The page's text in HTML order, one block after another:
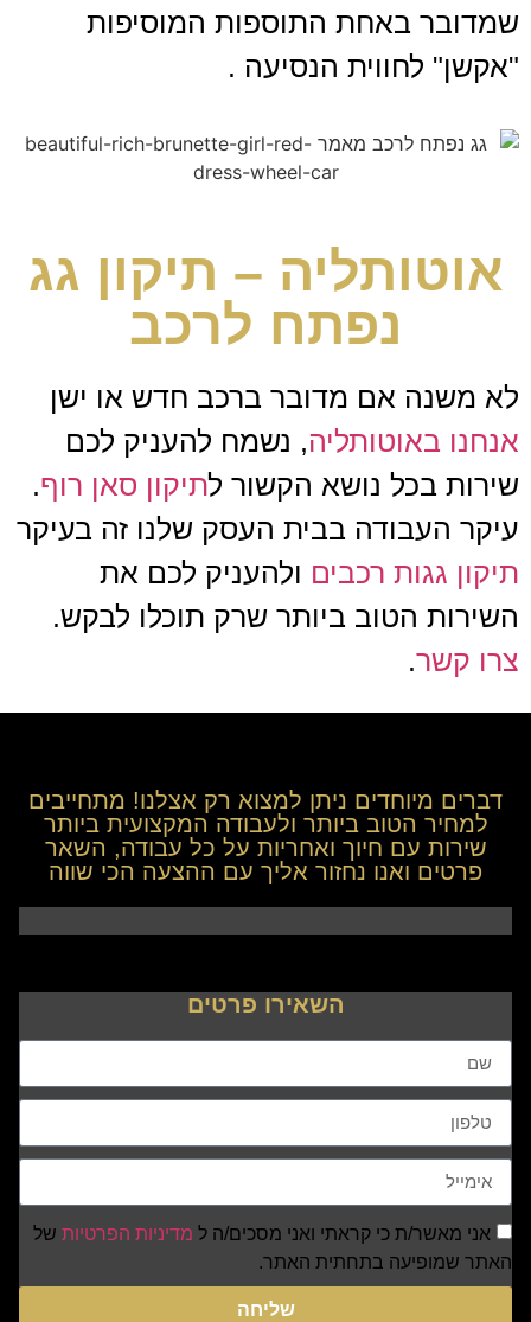
שמדובר באחת התוספות המוסיפות
"אקשן" לחווית הנסיעה .
אוטותליה – תיקון גג
נפתח לרכב
לא משנה אם מדובר ברכב חדש או ישן
אנחנו באוטותליה, נשמח להעניק לכם
שירות בכל נושא הקשור לתיקון סאן רוף.
עיקר העבודה בבית העסק שלנו זה בעיקר
תיקון גגות רכבים ולהעניק לכם את
השירות הטוב ביותר שרק תוכלו לבקש.
צרו קשר.
דברים מיוחדים ניתן למצוא רק אצלנו! מתחייבים
למחיר הטוב ביותר ולעבודה המקצועית ביותר
שירות עם חיוך ואחריות על כל עבודה, השאר
פרטים ואנו נחזור אליך עם ההצעה הכי שווה
השאירו פרטים
אני מאשר/ת כי קראתי ואני מסכים/ה ל מדיניות הפרטיות של
האתר שמופיעה בתחתית האתר.
שליחה